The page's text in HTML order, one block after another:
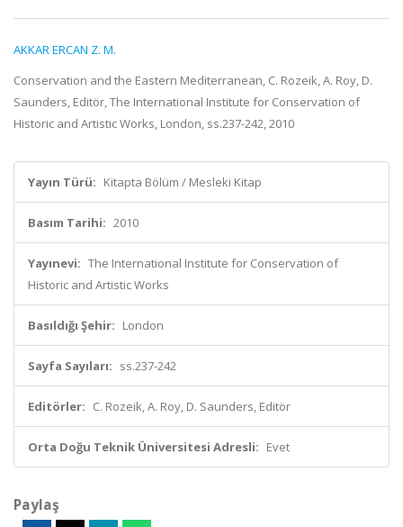
AKKAR ERCAN Z. M.
Conservation and the Eastern Mediterranean, C. Rozeik, A. Roy, D.
Saunders, Editör, The International Institute for Conservation of
Historic and Artistic Works, London, ss.237-242, 2010
Yayın Türü: Kitapta Bölüm / Mesleki Kitap
Basım Tarihi: 2010
Yayınevi: The International Institute for Conservation of
Historic and Artistic Works
Basıldığı Şehir: London
Sayfa Sayıları: ss.237-242
Editörler: C. Rozeik, A. Roy, D. Saunders, Editör
Orta Doğu Teknik Üniversitesi Adresli: Evet
Paylaş